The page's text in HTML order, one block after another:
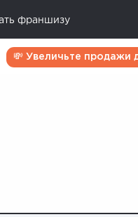
франшизу
💸 Увеличьте продажи